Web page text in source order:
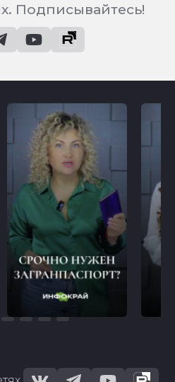
Подписывайтесь!